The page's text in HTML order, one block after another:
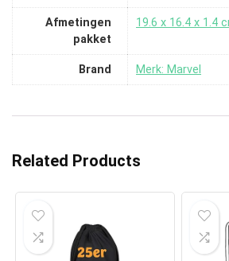
Afmetingen
pakket
‎19.6 x 16.4 x 1.4
Brand Merk: Marvel
Related Products